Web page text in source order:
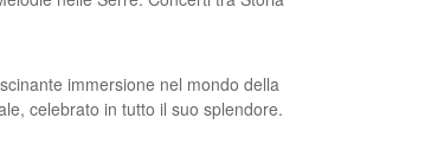
immersione nel mondo della
celebrato in tutto il suo splendore.